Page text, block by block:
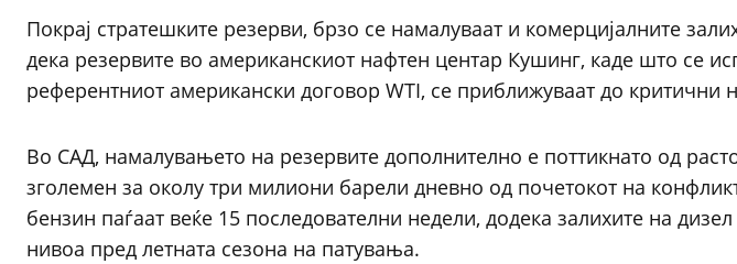
Покрај стратешките резерви, брзо се намалуваат и комерцијалните
дека резервите во американскиот нафтен центар Кушинг, каде што се
референтниот американски договор WTI, се приближуваат до критични
Во САД, намалувањето на резервите дополнително е поттикнато од
зголемен за околу три милиони барели дневно од почетокот на
бензин паѓаат веќе 15 последователни недели, додека залихите на
нивоа пред летната сезона на патувања.